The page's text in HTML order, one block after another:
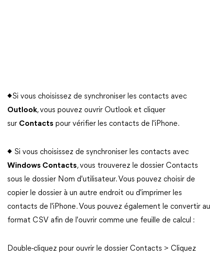
◆Si vous choisissez de synchroniser les contacts avec
Outlook, vous pouvez ouvrir Outlook et cliquer
sur Contacts pour vérifier les contacts de l'iPhone.
◆ Si vous choisissez de synchroniser les contacts avec
Windows Contacts, vous trouverez le dossier Contacts
sous le dossier Nom d'utilisateur. Vous pouvez choisir de
copier le dossier à un autre endroit ou d'imprimer les
contacts de l'iPhone. Vous pouvez également le convertir au
format CSV afin de l'ouvrir comme une feuille de calcul :
Double-cliquez pour ouvrir le dossier Contacts > Cliquez